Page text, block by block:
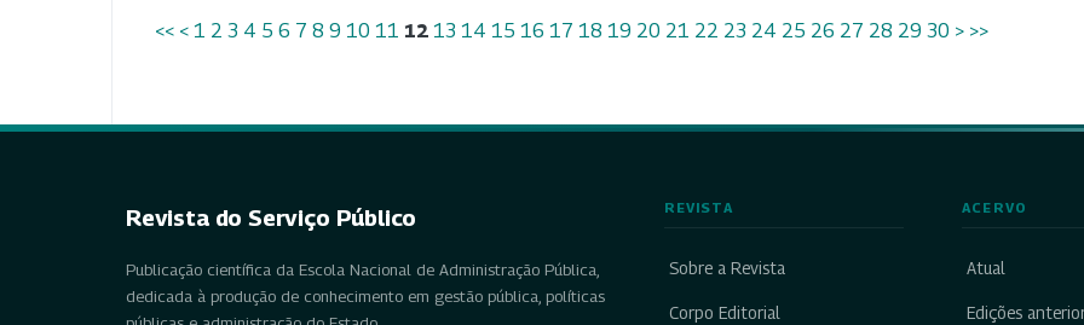
<< < 1 2 3 4 5 6 7 8 9 10 11 12 13 14 15 16 17 18 19 20 21 22 23 24 25 26 27 28 29 30 > >>
Revista do Serviço Público
Publicação científica da Escola Nacional de Administração Pública,
dedicada à produção de conhecimento em gestão pública, políticas
REVISTA
Sobre a Revista
Corpo Editorial
ACERVO
Atual
Edições